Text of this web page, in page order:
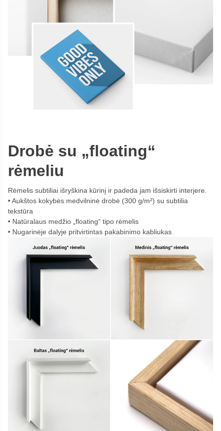
Drobė su „floating“
rėmeliu
Rėmelis subtiliai išryškina kūrinį ir padeda jam išsiskirti interjere.
Aukštos kokybės medvilninė drobė (300 g/m²) su subtilia
tekstūra
Natūralaus medžio „floating“ tipo rėmelis
Nugarinėje dalyje pritvirtintas pakabinimo kabliukas